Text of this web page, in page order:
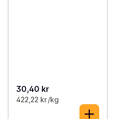
30,40 kr
422,22 kr /kg